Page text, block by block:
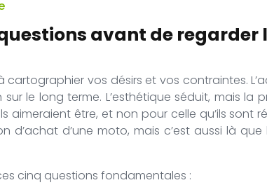
avant de
vos désirs et vos contraintes.
le long terme. L’esthétique séduit, mais la
être, et non pour celle qu’ils sont
d’achat d’une moto, mais c’est aussi là
cinq questions fondamentales :